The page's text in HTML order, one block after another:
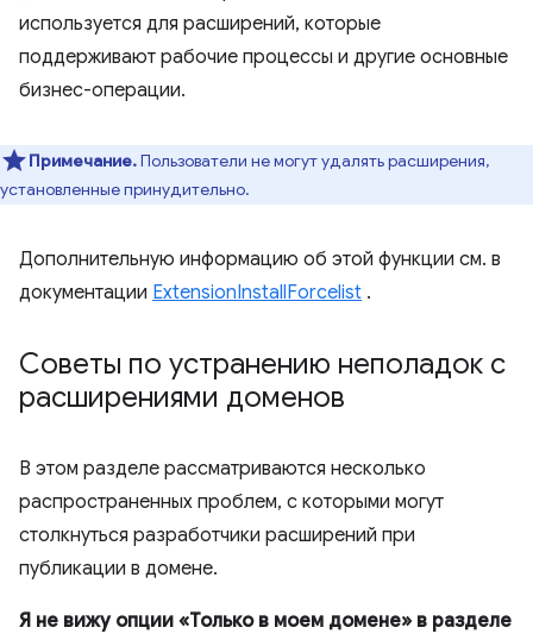
используется для расширений, которые
поддерживают рабочие процессы и другие основные
бизнес-операции.
Примечание.Пользователи не могут удалять расширения,
установленные принудительно.
Дополнительную информацию об этой функции см. в
документации ExtensionInstallForcelist .
Советы по устранению неполадок с
расширениями доменов
В этом разделе рассматриваются несколько
распространенных проблем, с которыми могут
столкнуться разработчики расширений при
публикации в домене.
Я не вижу опции «Только в моем домене» в разделе